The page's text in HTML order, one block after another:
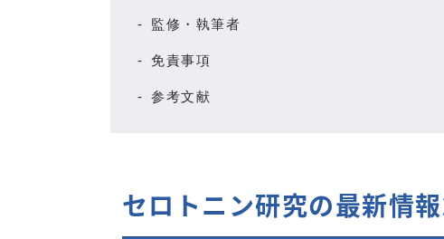
監修・執筆者
免責事項
参考文献
セロトニン研究の最新情